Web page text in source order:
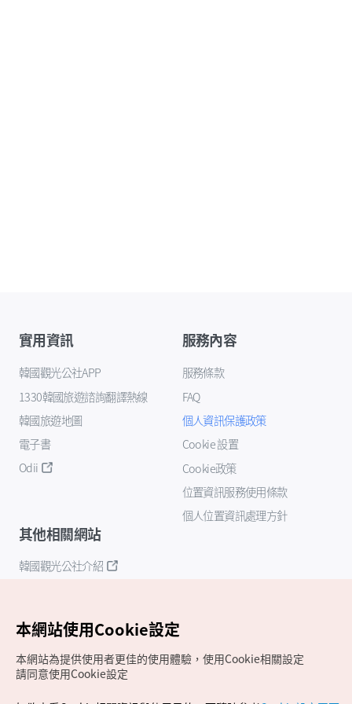
實用資訊
韓國觀光公社APP
1330韓國旅遊諮詢翻譯熱線
韓國旅遊地圖
電子書
Odii
服務內容
服務條款
FAQ
個人資訊保護政策
Cookie 設置
Cookie政策
位置資訊服務使用條款
個人位置資訊處理方針
其他相關網站
韓國觀光公社介紹
本網站使用Cookie設定
本網站為提供使用者更佳的使用體驗，使用Cookie相關設定
請同意使用Cookie設定